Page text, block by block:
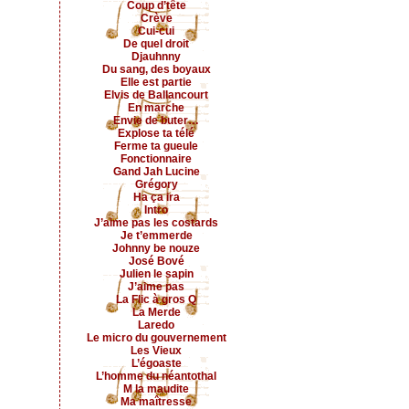
Coup d’tête
Crève
Cui-cui
De quel droit
Djauhnny
Du sang, des boyaux
Elle est partie
Elvis de Ballancourt
En marche
Envie de buter…
Explose ta télé
Ferme ta gueule
Fonctionnaire
Gand Jah Lucine
Grégory
Ha ça ira
Intro
J’aime pas les costards
Je t’emmerde
Johnny be nouze
José Bové
Julien le sapin
J’aime pas
La Flic à gros Q
La Merde
Laredo
Le micro du gouvernement
Les Vieux
L’égoaste
L’homme du néantothal
M la maudite
Ma maîtresse